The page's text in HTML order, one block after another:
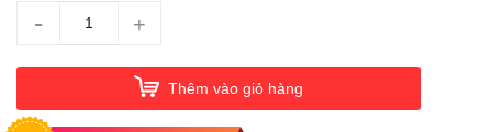
- +
Thêm vào giỏ hàng